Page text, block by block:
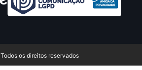
os direitos reservados